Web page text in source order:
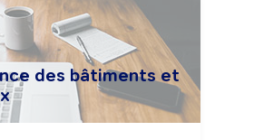
des bâtiments et